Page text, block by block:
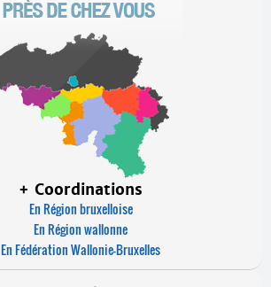
+ Coordinations
En Région bruxelloise
En Région wallonne
En Fédération Wallonie-Bruxelles